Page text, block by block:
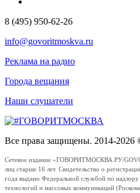
8 (495) 950-62-26
info@govoritmoskva.ru
Реклама на радио
Города вещания
Наши слушатели
Все права защищены. 2014-2026
Сетевое издание «ГОВОРИТМОСКВА.РУ/
лиц старше 16 лет. Свидетельство о
года выдано Федеральной службой по
технологий и массовых коммуникаций